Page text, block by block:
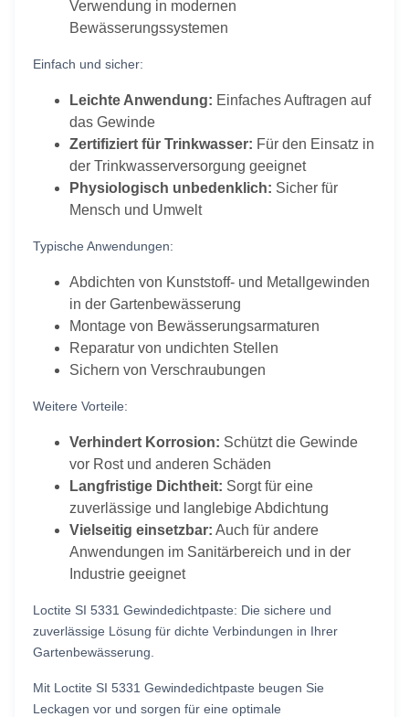
Verwendung in modernen
Bewässerungssystemen
Einfach und sicher:
Leichte Anwendung: Einfaches Auftragen auf
das Gewinde
Zertifiziert für Trinkwasser: Für den Einsatz in
der Trinkwasserversorgung geeignet
Physiologisch unbedenklich: Sicher für
Mensch und Umwelt
Typische Anwendungen:
Abdichten von Kunststoff- und Metallgewinden
in der Gartenbewässerung
Montage von Bewässerungsarmaturen
Reparatur von undichten Stellen
Sichern von Verschraubungen
Weitere Vorteile:
Verhindert Korrosion: Schützt die Gewinde
vor Rost und anderen Schäden
Langfristige Dichtheit: Sorgt für eine
zuverlässige und langlebige Abdichtung
Vielseitig einsetzbar: Auch für andere
Anwendungen im Sanitärbereich und in der
Industrie geeignet
Loctite SI 5331 Gewindedichtpaste: Die sichere und
zuverlässige Lösung für dichte Verbindungen in Ihrer
Gartenbewässerung.
Mit Loctite SI 5331 Gewindedichtpaste beugen Sie
Leckagen vor und sorgen für eine optimale